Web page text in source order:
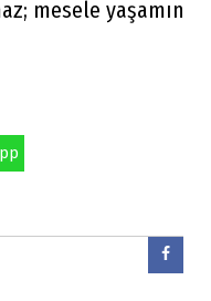
mesele yaşamın